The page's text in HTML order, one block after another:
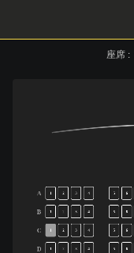
座席 :
A
B
C
D
1 2 3 4 5 6
1 2 3 4 5 6
1 2 3 4 5 6
1 2 3 4 5 6